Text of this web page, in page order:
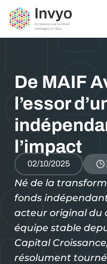
De MAIF
l’essor
l’impact
02/10/2025
Né de la
fonds
acteur original du
équipe stable
Capital
résolument